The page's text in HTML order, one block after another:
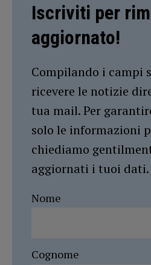
Iscriviti per
aggiornato!
Compilando i campi
ricevere le notizie
tua mail. Per
solo le informazioni
chiediamo
aggiornati i tuoi dati.
Nome
Cognome